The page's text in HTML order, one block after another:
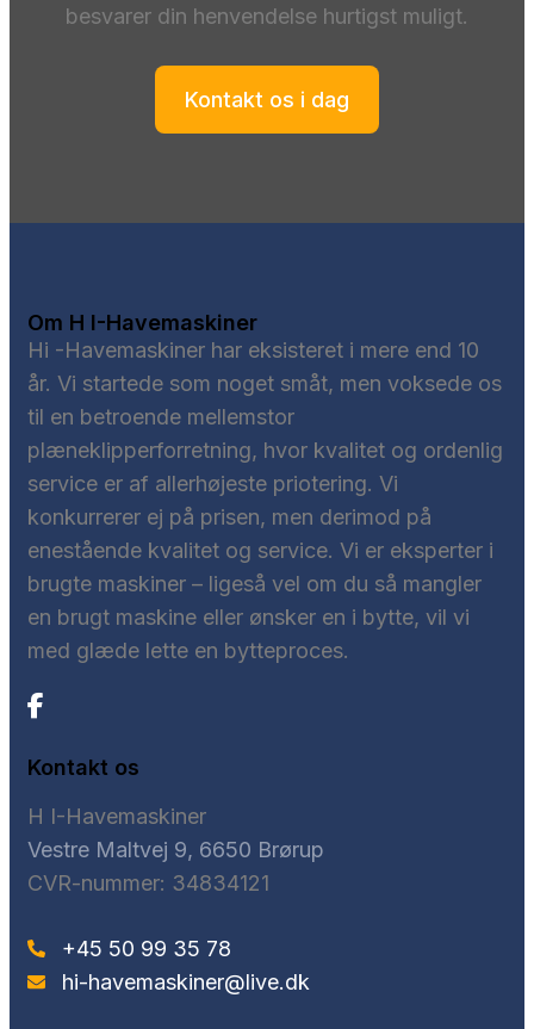
besvarer din henvendelse hurtigst muligt.
Kontakt os i dag
Om H I-Havemaskiner
Hi -Havemaskiner har eksisteret i mere end 10
år. Vi startede som noget småt, men voksede os
til en betroende mellemstor
plæneklipperforretning, hvor kvalitet og ordenlig
service er af allerhøjeste priotering. Vi
konkurrerer ej på prisen, men derimod på
enestående kvalitet og service. Vi er eksperter i
brugte maskiner – ligeså vel om du så mangler
en brugt maskine eller ønsker en i bytte, vil vi
med glæde lette en bytteproces.
Kontakt os
H I-Havemaskiner
Vestre Maltvej 9, 6650 Brørup
CVR-nummer: 34834121
+45 50 99 35 78
hi-havemaskiner@live.dk